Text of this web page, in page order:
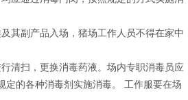
副产品入场，猪场工作人员不得在家中
扫，更换消毒药液。场内专职消毒员应
定的各种消毒剂实施消毒。 工作服要在场